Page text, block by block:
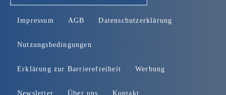
Impressum AGB Datenschutzerklärung
Nutzungsbedingungen
Erklärung zur Barrierefreiheit Werbung
Newsletter Über uns Kontakt